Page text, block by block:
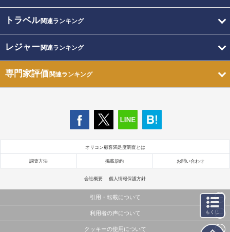
トラベル関連ランキング
レジャー関連ランキング
専門家評価関連ランキング
オリコン顧客満足度調査とは
調査方法 掲載規約 お問い合わせ
会社概要 個人情報保護方針
引用・転載について
当サイトで公開されている情報（文字、写真、イラスト、画像データ等）及びこれらの配置・
利用者の声について
当サイトに掲載している内容はすべてサービスの利用者が提出された見解・感想です。
クッキーの使用について
もくじ